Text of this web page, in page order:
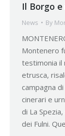
Il Borgo
News By
Montenero
testimonia il
etrusca,
campagna
cinerari e
di La
dei Fulni.